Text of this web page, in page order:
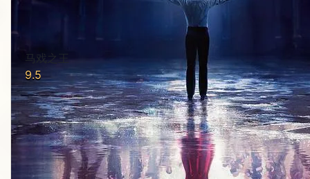
马戏之王
9.5